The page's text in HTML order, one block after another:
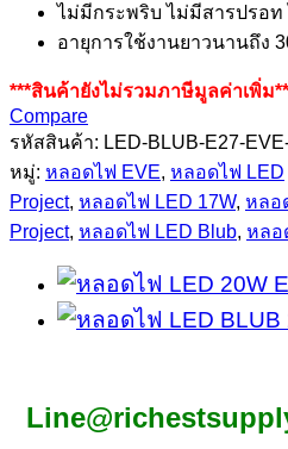
ไม่มีกระพริบ ไม่มีสารปรอท
อายุการใช้งานยาวนานถึง
***สินค้ายังไม่รวมภาษีมูลค่าเพิ่ม
Compare
รหัสสินค้า: LED-BLUB-E27-
หมู่: หลอดไฟ EVE, หลอดไฟ LED
Project, หลอดไฟ LED 17W, หลอ
Project, หลอดไฟ LED Blub, หลอ